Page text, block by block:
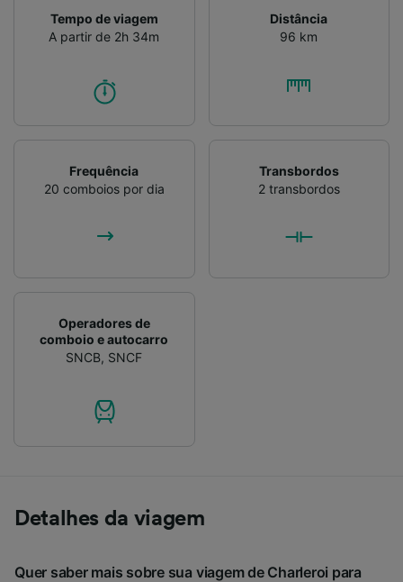
Tempo de viagem
A partir de 2h 34m
Distância
96 km
Frequência
20 comboios por dia
Transbordos
2 transbordos
Operadores de
comboio e autocarro
SNCB, SNCF
Detalhes da viagem
Quer saber mais sobre sua viagem de Charleroi para